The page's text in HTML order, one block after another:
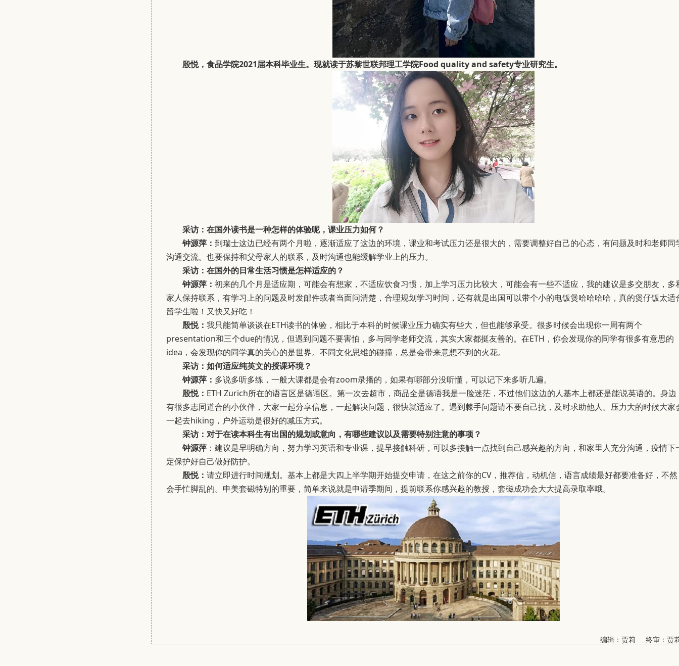
殷悦，食品学院2021届本科毕业生。现就读于苏黎世联邦理工学院Food quality and safety专业研究生。
采访：在国外读书是一种怎样的体验呢，课业压力如何？
钟源萍： 到瑞士这边已经有两个月啦，逐渐适应了这边的环境，课业和考试压力还是很大的，需要调整好自己的心态，有问题及时和老师同
沟通交流。也要保持和父母家人的联系，及时沟通也能缓解学业上的压力。
采访：在国外的日常生活习惯是怎样适应的？
钟源萍： 初来的几个月是适应期，可能会有想家，不适应饮食习惯，加上学习压力比较大，可能会有一些不适应，我的建议是多交朋友，多
家人保持联系，有学习上的问题及时发邮件或者当面问清楚，合理规划学习时间，还有就是出国可以带个小的电饭煲哈哈哈哈，真的煲仔饭太适
留学生啦！又快又好吃！
殷悦： 我只能简单谈谈在ETH读书的体验，相比于本科的时候课业压力确实有些大，但也能够承受。很多时候会出现你一周有两个
presentation和三个due的情况，但遇到问题不要害怕，多与同学老师交流，其实大家都挺友善的。在ETH，你会发现你的同学有很多有意思的
idea，会发现你的同学真的关心的是世界。不同文化思维的碰撞，总是会带来意想不到的火花。
采访：如何适应纯英文的授课环境？
钟源萍： 多说多听多练，一般大课都是会有zoom录播的，如果有哪部分没听懂，可以记下来多听几遍。
殷悦： ETH Zurich所在的语言区是德语区。第一次去超市，商品全是德语我是一脸迷茫，不过他们这边的人基本上都还是能说英语的。身边
有很多志同道合的小伙伴，大家一起分享信息，一起解决问题，很快就适应了。遇到棘手问题请不要自己抗，及时求助他人。压力大的时候大家
一起去hiking，户外运动是很好的减压方式。
采访：对于在读本科生有出国的规划或意向，有哪些建议以及需要特别注意的事项？
钟源萍 ：建议是早明确方向，努力学习英语和专业课，提早接触科研，可以多接触一点找到自己感兴趣的方向，和家里人充分沟通，疫情下
定保护好自己做好防护。
殷悦： 请立即进行时间规划。基本上都是大四上半学期开始提交申请，在这之前你的CV，推荐信，动机信，语言成绩最好都要准备好，不然
会手忙脚乱的。申美套磁特别的重要，简单来说就是申请季期间，提前联系你感兴趣的教授，套磁成功会大大提高录取率哦。
编辑：贾莉 终审：贾